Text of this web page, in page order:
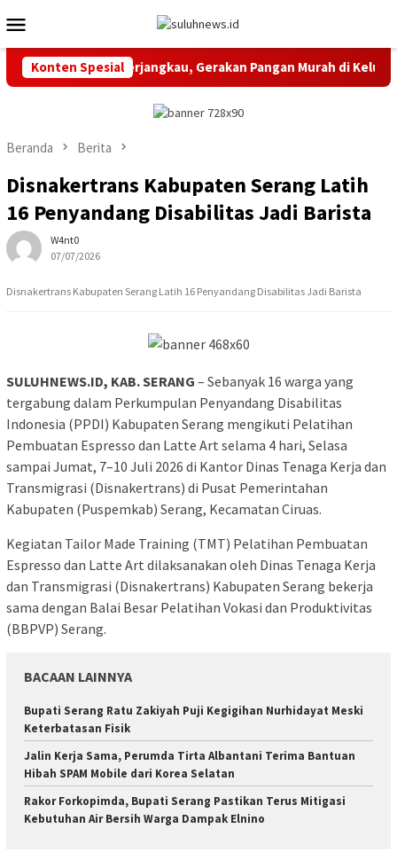
ke
kontenMobile
Konten Spesial
Sembako Terjangkau, Gerakan Pangan Murah di Kelurahan
Beranda Berita
Disnakertrans Kabupaten Serang Latih
16 Penyandang Disabilitas Jadi Barista
W4nt0
07/07/2026
Disnakertrans Kabupaten Serang Latih 16 Penyandang Disabilitas Jadi Barista
SULUHNEWS.ID, KAB. SERANG – Sebanyak 16 warga yang
tergabung dalam Perkumpulan Penyandang Disabilitas
Indonesia (PPDI) Kabupaten Serang mengikuti Pelatihan
Pembuatan Espresso dan Latte Art selama 4 hari, Selasa
sampai Jumat, 7–10 Juli 2026 di Kantor Dinas Tenaga Kerja dan
Transmigrasi (Disnakertrans) di Pusat Pemerintahan
Kabupaten (Puspemkab) Serang, Kecamatan Ciruas.
Kegiatan Tailor Made Training (TMT) Pelatihan Pembuatan
Espresso dan Latte Art dilaksanakan oleh Dinas Tenaga Kerja
dan Transmigrasi (Disnakertrans) Kabupaten Serang bekerja
sama dengan Balai Besar Pelatihan Vokasi dan Produktivitas
(BBPVP) Serang.
BACAAN LAINNYA
Bupati Serang Ratu Zakiyah Puji Kegigihan Nurhidayat Meski
Keterbatasan Fisik
Jalin Kerja Sama, Perumda Tirta Albantani Terima Bantuan
Hibah SPAM Mobile dari Korea Selatan
Rakor Forkopimda, Bupati Serang Pastikan Terus Mitigasi
Kebutuhan Air Bersih Warga Dampak Elnino